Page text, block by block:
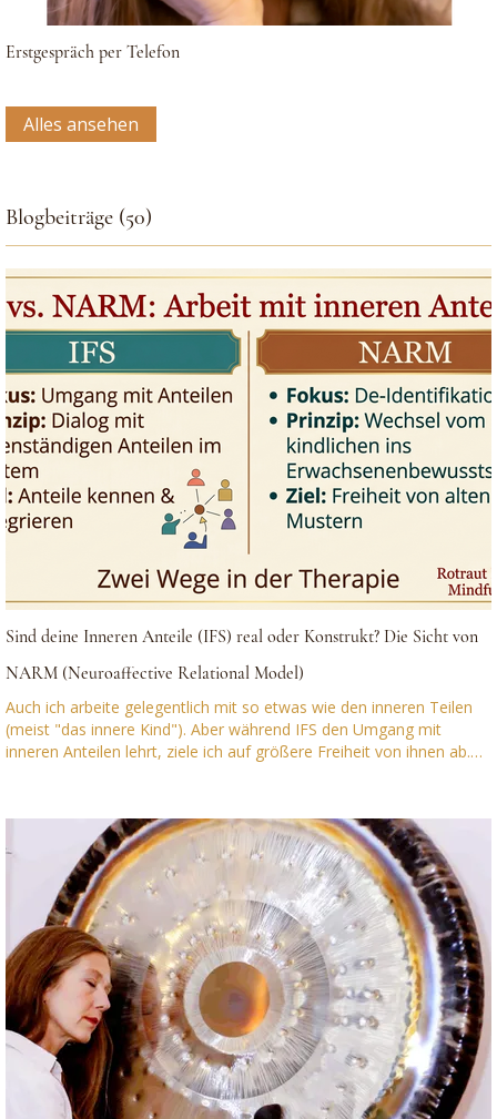
Erstgespräch per Telefon
Alles ansehen
Blogbeiträge (50)
Sind deine Inneren Anteile (IFS) real oder Konstrukt? Die Sicht von
NARM (Neuroaffective Relational Model)
Auch ich arbeite gelegentlich mit so etwas wie den inneren Teilen
(meist "das innere Kind"). Aber während IFS den Umgang mit
inneren Anteilen lehrt, ziele ich auf größere Freiheit von ihnen ab.
Richard Schwartz. IFS behandelt das innere Erleben als
Versammlung von "Anteilen", die als eigenständige Akteure mit
eigenem Willen auftreten. Da gibt es zum Beispiel Beschützer oder
"Exiles" oder Manager. Die neuere Entity-Arbeit von Richard
Schwartz und Bob Falconer geht noch weiter: Destruktive Impulse
können dort als fremde Wesenheiten gelten, die fast schamanisch
vertrieben werden müssen. Was finde ich gut in IFS? Ich teile
natürlich mit IFS and NARM Therapeutin einige Grundannahmen,
auch wenn ich es anders ausdrücken würde. Zum Beispiel sagt IFS:
"Es gibt keine schlechten Teile" (no bad parts). Für mich haben die
NARM Überlebensstile auch eine ursprünglich "positive Intention" -
allerdings nicht als eigennständige "Teile" Zudem gibt es in der
"Somatischen IFS" Theorie von Susan McConnell. erstaunliche
Überdeckungen: zum Beispiel teilen wir beide den Begriff von